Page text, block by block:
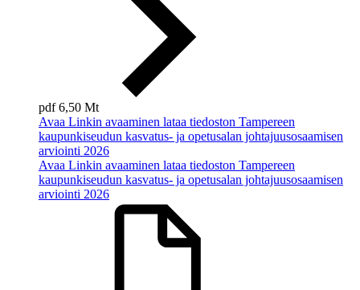
pdf 6,50 Mt
Avaa Linkin avaaminen lataa tiedoston Tampereen
kaupunkiseudun kasvatus- ja opetusalan johtajuusosaamisen
arviointi 2026
Avaa Linkin avaaminen lataa tiedoston Tampereen
kaupunkiseudun kasvatus- ja opetusalan johtajuusosaamisen
arviointi 2026